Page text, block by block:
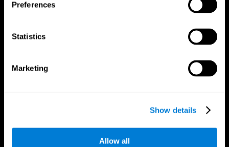
Preferences
Statistics
Marketing
Show details
Allow all